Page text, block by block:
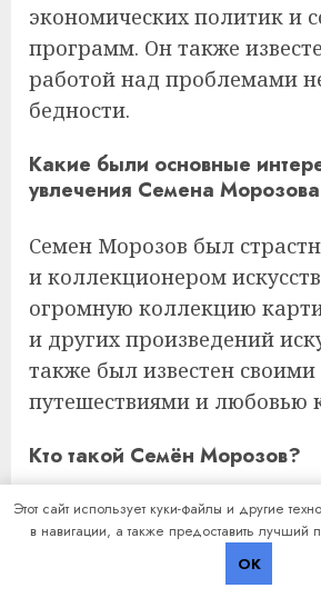
экономических политик и
программ. Он также
работой над проблемами
бедности.
Какие были основные
увлечения Семена
Семен Морозов был
и коллекционером
огромную коллекцию
и других произведений
также был известен своими
путешествиями и любовью
Кто такой Семён Морозов?
Семён Морозов был
революционером,
революции 1905 года. Он
Этот сайт использует куки-файлы и другие
в навигации, а также предоставить лучший
OK